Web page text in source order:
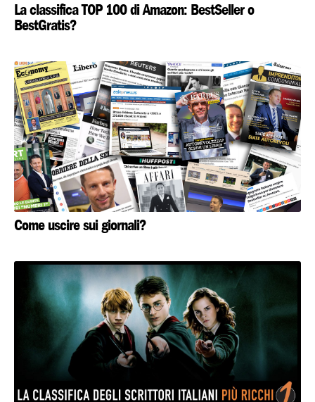
La classifica TOP 100 di Amazon: BestSeller o
BestGratis?
Come uscire sui giornali?